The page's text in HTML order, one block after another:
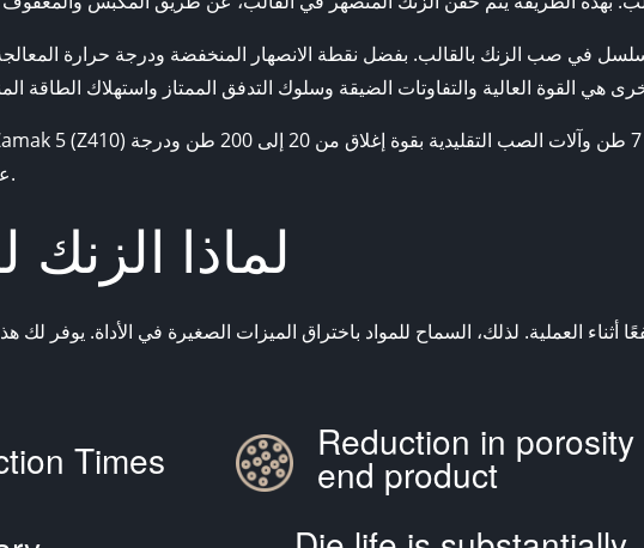
في صب الزنك بالقالب. بفضل نقطة الانصهار المنخفضة ودرجة حرارة
عالية من الأتمتة، مقترنة بعمل يدوي محدد.
لماذا
Times
Reduction in
end product